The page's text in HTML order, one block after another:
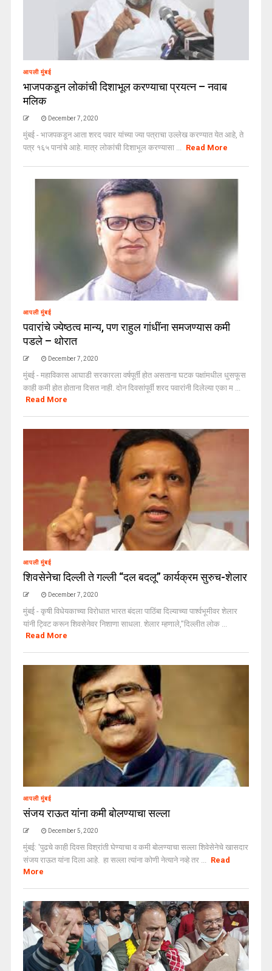
आपली मुंबई
भाजपकडून लोकांची दिशाभूल करण्याचा प्रयत्न – नवाब
मलिक
December 7, 2020
मुंबई - भाजपकडून आता शरद पवार यांच्या ज्या पत्राचा उल्लेख करण्यात येत आहे, ते
पत्र १६५ पानांचे आहे. मात्र लोकांची दिशाभूल करण्यासा ... Read More
आपली मुंबई
पवारांचे ज्येष्ठत्व मान्य, पण राहुल गांधींना समजण्यास कमी
पडले – थोरात
December 7, 2020
मुंबई - महाविकास आघाडी सरकारला वर्षपूर्ती होत असताना घटक पक्षांमधील धुसफूस
काही कमी होत होताना दिसत नाही. दोन दिवसांपूर्वी शरद पवारांनी दिलेल्या एका म ...
Read More
आपली मुंबई
शिवसेनेचा दिल्ली ते गल्ली “दल बदलू” कार्यक्रम सुरुच-शेलार
December 7, 2020
मुंबई - कृषी विधेयकाच्या विरोधात भारत बंदला पाठिंबा दिल्याच्या पार्श्वभूमीवर शेलार
यांनी ट्विट करून शिवसेनेवर निशाणा साधला. शेलार म्हणाले,”दिल्लीत लोक ...
Read More
आपली मुंबई
संजय राऊत यांना कमी बोलण्याचा सल्ला
December 5, 2020
मुंबई: 'पुढचे काही दिवस विश्रांती घेण्याचा व कमी बोलण्याचा सल्ला शिवेसेनेचे खासदार
संजय राऊत यांना दिला आहे. हा सल्ला त्यांना कोणी नेत्याने नव्हे तर ... Read
More